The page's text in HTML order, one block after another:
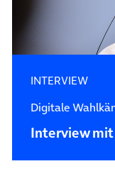
INTERVIEW
Digitale
Interview mit